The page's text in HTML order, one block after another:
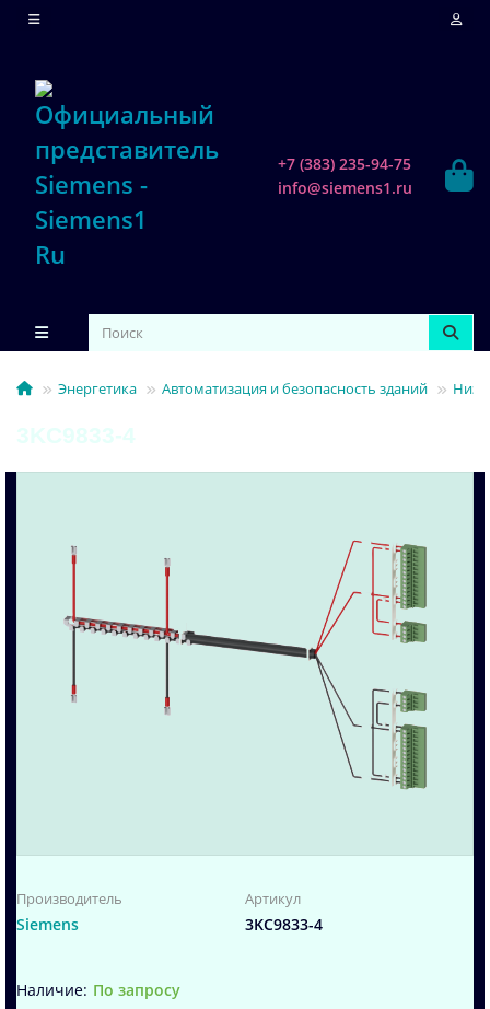
+7 (383) 235-94-75
info@siemens1.ru
Энергетика Автоматизация и безопасность зданий
3KC9833-4
Производитель
Siemens
Артикул
3KC9833-4
По запросу